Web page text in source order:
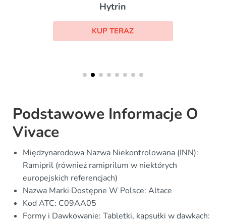
Hytrin
KUP TERAZ
Podstawowe Informacje O
Vivace
Międzynarodowa Nazwa Niekontrolowana (INN):
Ramipril (również ramiprilum w niektórych
europejskich referencjach)
Nazwa Marki Dostępne W Polsce: Altace
Kod ATC: C09AA05
Formy i Dawkowanie: Tabletki, kapsułki w dawkach: